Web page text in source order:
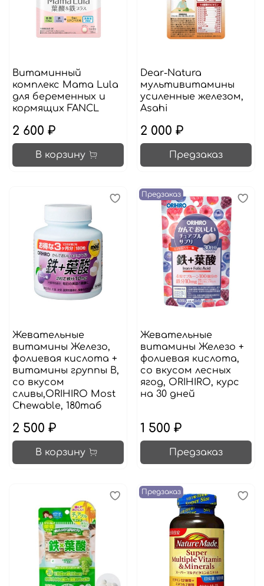
Витаминный
комплекс Mama Lula
для беременных и
кормящих FANCL
2 600 ₽
В корзину
Dear-Natura
мультивитамины
усиленные железом,
Asahi
2 000 ₽
Предзаказ
Жевательные
витамины Железо,
фолиевая кислота +
витамины группы В,
со вкусом
сливы,ORIHIRO Most
Chewable, 180таб
2 500 ₽
В корзину
Предзаказ
Жевательные
витамины Железо +
фолиевая кислота,
со вкусом лесных
ягод, ORIHIRO, курс
на 30 дней
1 500 ₽
Предзаказ
Предзаказ